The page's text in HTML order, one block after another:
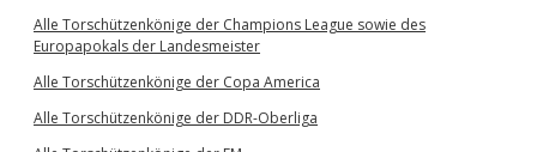
Alle Torschützenkönige der Champions League sowie des
Europapokals der Landesmeister
Alle Torschützenkönige der Copa America
Alle Torschützenkönige der DDR-Oberliga